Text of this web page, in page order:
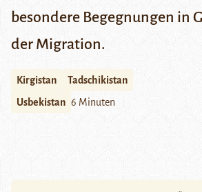
besondere Begegnungen in
der Migration.
Kirgistan
Tadschikistan
Usbekistan 6 Minuten